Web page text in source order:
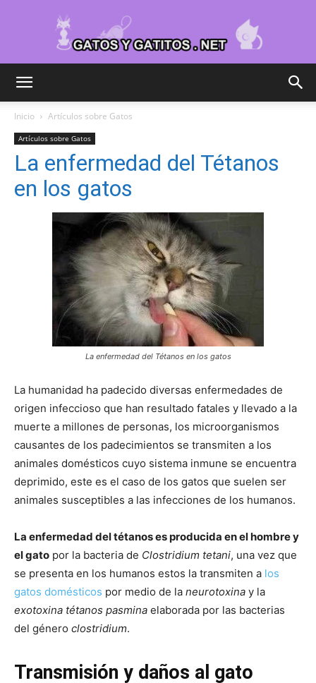
–
Fotos
–
Razas
Gatos
Inicio Artículos sobre Gatos
Artículos sobre Gatos
La enfermedad del Tétanos
en los gatos
La enfermedad del Tétanos en los gatos
La humanidad ha padecido diversas enfermedades de
origen infeccioso que han resultado fatales y llevado a la
muerte a millones de personas, los microorganismos
causantes de los padecimientos se transmiten a los
animales domésticos cuyo sistema inmune se encuentra
deprimido, este es el caso de los gatos que suelen ser
animales susceptibles a las infecciones de los humanos.
La enfermedad del tétanos es producida en el hombre y
el gato por la bacteria de Clostridium tetani, una vez que
se presenta en los humanos estos la transmiten a los
gatos domésticos por medio de la neurotoxina y la
exotoxina tétanos pasmina elaborada por las bacterias
del género clostridium.
Transmisión y daños al gato